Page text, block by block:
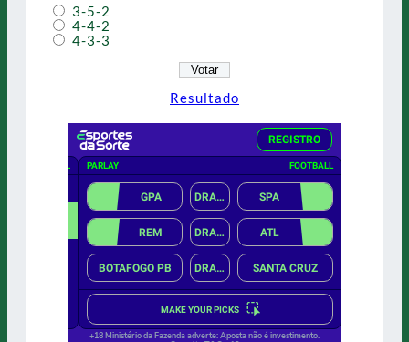
3-5-2
4-4-2
4-3-3
Resultado